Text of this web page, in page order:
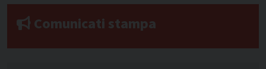
Comunicati stampa